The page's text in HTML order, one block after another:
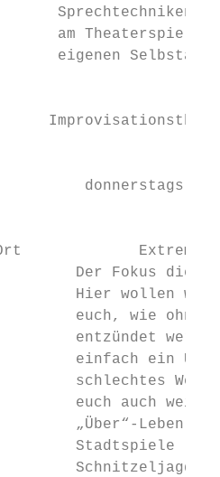
Sprechtechniken.
am Theaterspiel
eigenen
donnerstags,
Extrem
Der Fokus
Hier wollen wir
euch, wie ohne
entzündet
einfach ein
schlechtes
euch auch
„Über“-Leben im
Stadtspiele